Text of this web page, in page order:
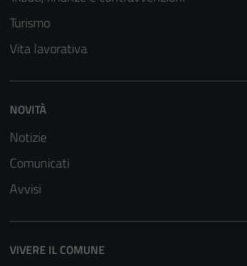
Turismo
Vita lavorativa
NOVITÀ
Notizie
Comunicati
Avvisi
VIVERE IL COMUNE
possono